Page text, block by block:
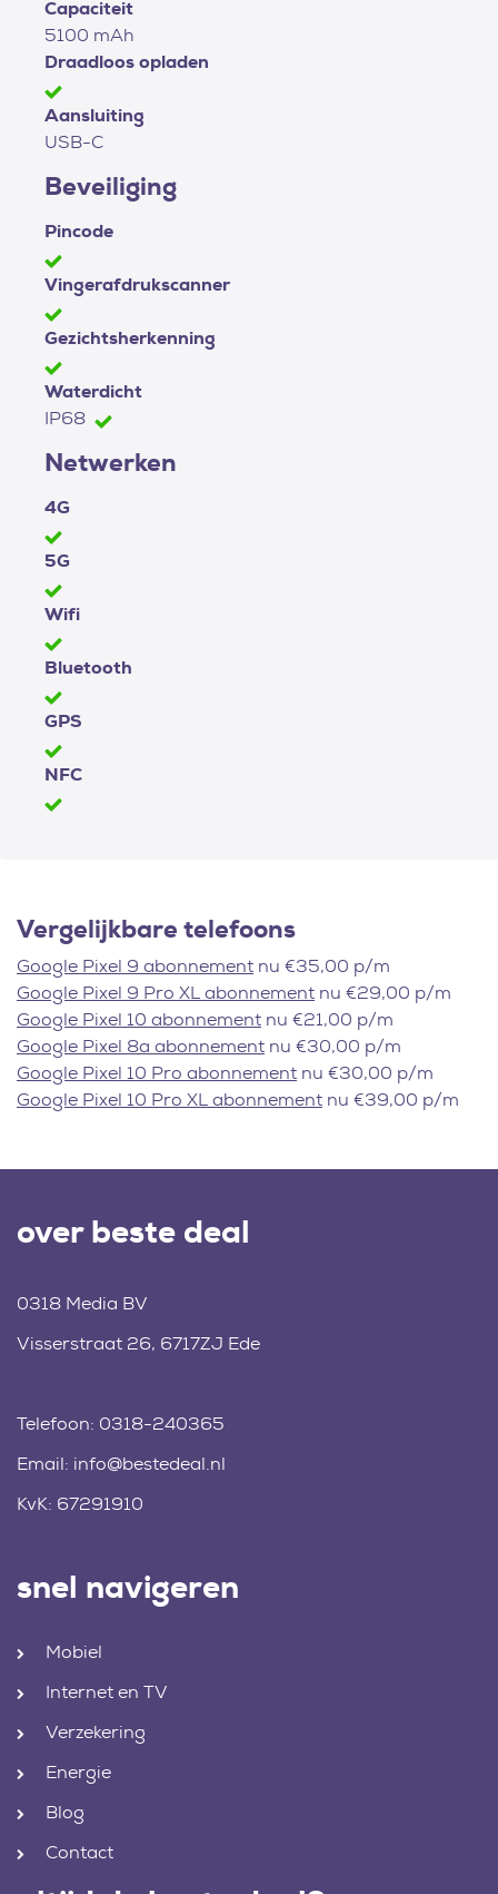
Capaciteit
5100 mAh
Draadloos opladen
Aansluiting
USB-C
Beveiliging
Pincode
Vingerafdrukscanner
Gezichtsherkenning
Waterdicht
IP68
Netwerken
4G
5G
Wifi
Bluetooth
GPS
NFC
Vergelijkbare telefoons
Google Pixel 9 abonnement nu €35,00 p/m
Google Pixel 9 Pro XL abonnement nu €29,00 p/m
Google Pixel 10 abonnement nu €21,00 p/m
Google Pixel 8a abonnement nu €30,00 p/m
Google Pixel 10 Pro abonnement nu €30,00 p/m
Google Pixel 10 Pro XL abonnement nu €39,00 p/m
over beste deal
0318 Media BV
Visserstraat 26, 6717ZJ Ede
Telefoon: 0318-240365
Email: info@bestedeal.nl
KvK: 67291910
snel navigeren
Mobiel
Internet en TV
Verzekering
Energie
Blog
Contact